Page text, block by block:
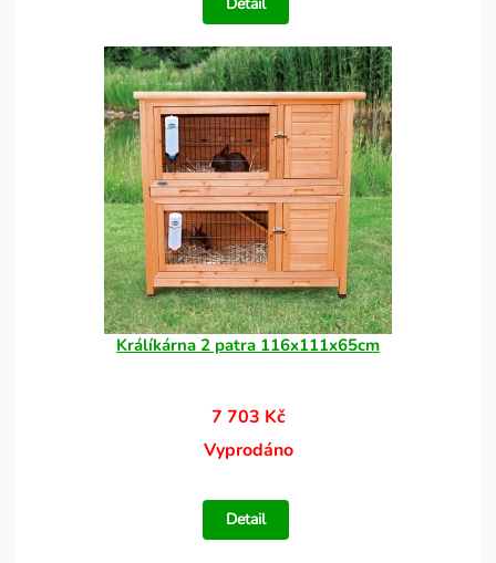
Králíkárna 2 patra 116x111x65cm
7 703 Kč
Vyprodáno
Detail